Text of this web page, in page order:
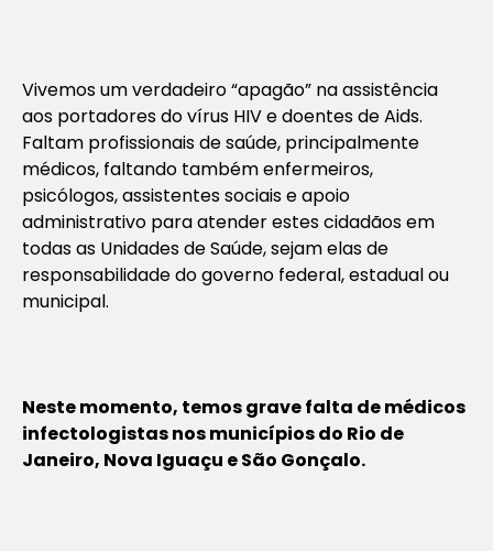
Vivemos um verdadeiro “apagão” na assistência
aos portadores do vírus HIV e doentes de Aids.
Faltam profissionais de saúde, principalmente
médicos, faltando também enfermeiros,
psicólogos, assistentes sociais e apoio
administrativo para atender estes cidadãos em
todas as Unidades de Saúde, sejam elas de
responsabilidade do governo federal, estadual ou
municipal.
Neste momento, temos grave falta de médicos
infectologistas nos municípios do Rio de
Janeiro, Nova Iguaçu e São Gonçalo.